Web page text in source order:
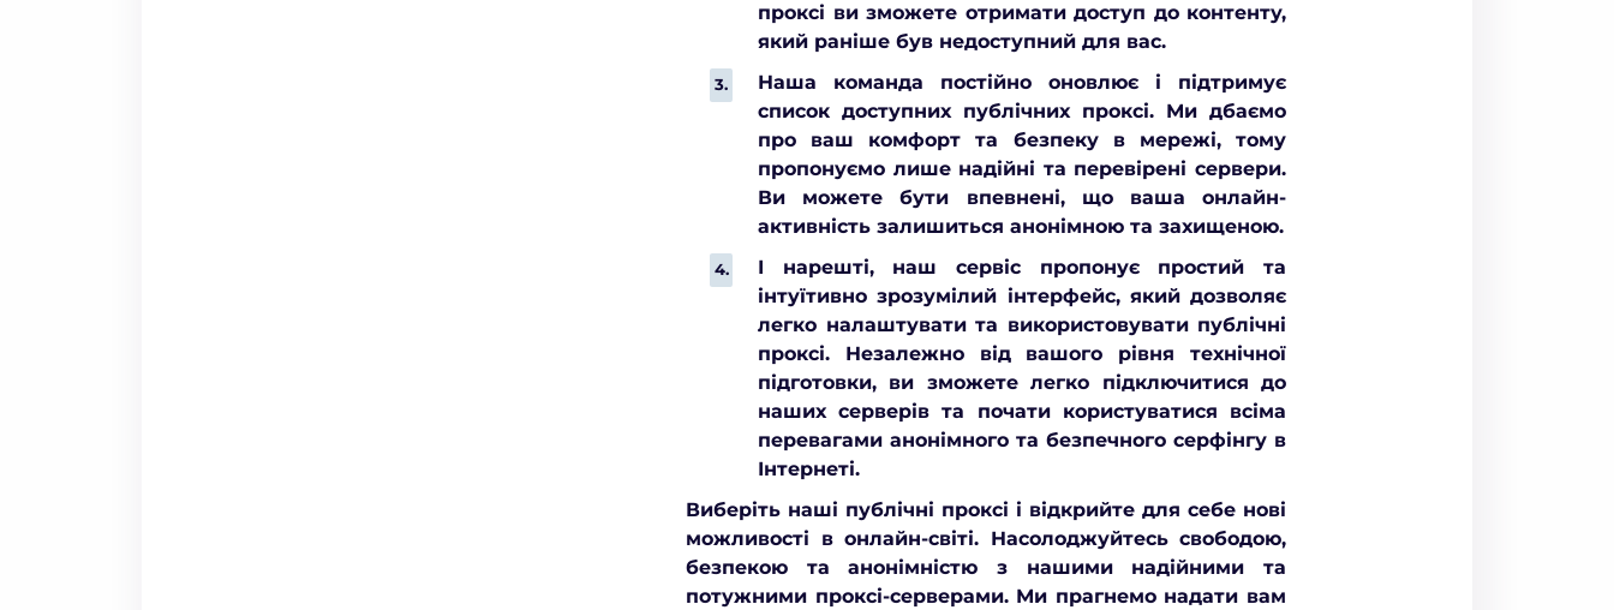
проксі ви зможете отримати доступ до контенту,
який раніше був недоступний для вас.
Наша команда постійно оновлює і підтримує
список доступних публічних проксі. Ми дбаємо
про ваш комфорт та безпеку в мережі, тому
пропонуємо лише надійні та перевірені сервери.
Ви можете бути впевнені, що ваша онлайн-
активність залишиться анонімною та захищеною.
І нарешті, наш сервіс пропонує простий та
інтуїтивно зрозумілий інтерфейс, який дозволяє
легко налаштувати та використовувати публічні
проксі. Незалежно від вашого рівня технічної
підготовки, ви зможете легко підключитися до
наших серверів та почати користуватися всіма
перевагами анонімного та безпечного серфінгу в
Інтернеті.
Виберіть наші публічні проксі і відкрийте для себе нові
можливості в онлайн-світі. Насолоджуйтесь свободою,
безпекою та анонімністю з нашими надійними та
потужними проксі-серверами. Ми прагнемо надати вам